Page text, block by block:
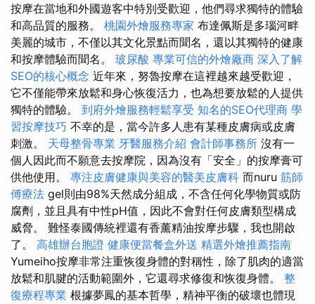
按摩在當地和外國遊客中特別受歡迎，他們尋求獨特的體驗
和高品質的服務。 桃園外燴服務專家 布達佩斯是多瑙河畔
美麗的城市，不僅以其文化景點而聞名，還以其獨特的健康
和按摩體驗而聞名。 玻尿酸 專業可信的外燴廠商 深入了解
SEO的核心概念 近年來，努魯按摩在這裡越來越受歡迎，
它不僅能帶來放鬆和身心恢復活力，也為想要放鬆的人提供
獨特的體驗。 到府外燴服務輕鬆享受 知名的SEO代理商 學
習按摩技巧 不幸的是，當今許多人患有某種皮膚病或皮膚
刺激。 天母整骨專業 牙醫服務介紹 會計師事務所 沒有一
個人因此而不願意去按摩院，因為沒有「安全」的按摩膏可
供他使用。 專注皮膚健康與美容的醫美皮膚科 而nuru 筋師
傅療法 gel則由98%天然成分組成，不含任何化學物質或防
腐劑，並且具有中性pH值，因此不會對任何皮膚類型構成
威脅。 難怪泰國傳統裡還有香薰精油按摩步驟，我也開啟
了。 高雄辦台胞證 健康便當餐盒外送 精選外燴推薦指南
Yumeiho按摩非常注重恢復身體的對稱性，除了肌肉的適當
放鬆和肌腱的活動範圍外，它還尋求修復和恢復身體。 整
復療程專業 根據夢鳳的基本哲學，精神平衡的破壞也體現